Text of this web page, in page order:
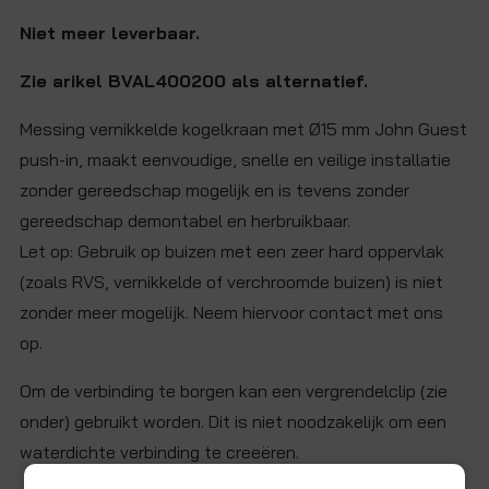
Niet meer leverbaar.
Zie arikel BVAL400200 als alternatief.
Messing vernikkelde kogelkraan met Ø15 mm John Guest
push-in, maakt eenvoudige, snelle en veilige installatie
zonder gereedschap mogelijk en is tevens zonder
gereedschap demontabel en herbruikbaar.
Let op: Gebruik op buizen met een zeer hard oppervlak
(zoals RVS, vernikkelde of verchroomde buizen) is niet
zonder meer mogelijk. Neem hiervoor contact met ons
op.
Om de verbinding te borgen kan een vergrendelclip (zie
onder) gebruikt worden. Dit is niet noodzakelijk om een
waterdichte verbinding te creeëren.